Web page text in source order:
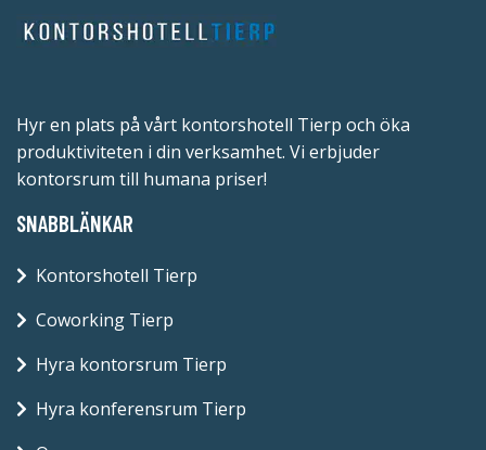
Hyr en plats på vårt kontorshotell Tierp och öka
produktiviteten i din verksamhet. Vi erbjuder
kontorsrum till humana priser!
SNABBLÄNKAR
Kontorshotell Tierp
Coworking Tierp
Hyra kontorsrum Tierp
Hyra konferensrum Tierp